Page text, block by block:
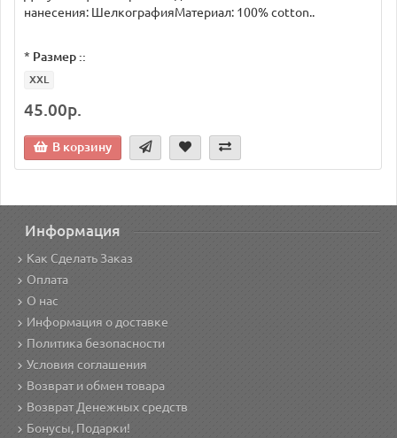
нанесения: ШелкографияМатериал: 100% cotton..
* Размер ::
XXL
45.00р.
В корзину
Информация
Как Сделать Заказ
Оплата
О нас
Информация о доставке
Политика безопасности
Условия соглашения
Возврат и обмен товара
Возврат Денежных средств
Бонусы, Подарки!